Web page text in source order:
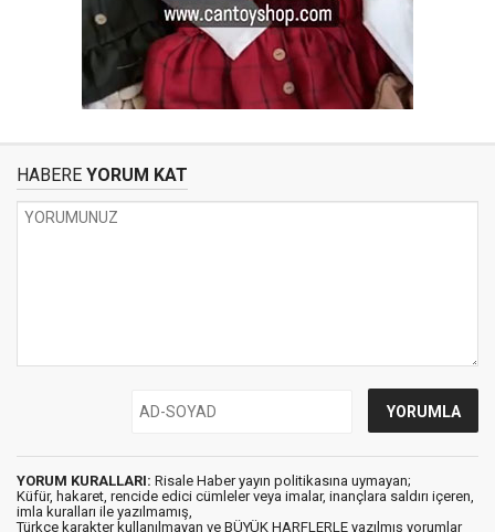
HABERE YORUM KAT
YORUM KURALLARI: Risale Haber yayın politikasına uymayan;
Küfür, hakaret, rencide edici cümleler veya imalar, inançlara saldırı içeren,
imla kuralları ile yazılmamış,
Türkçe karakter kullanılmayan ve BÜYÜK HARFLERLE yazılmış yorumlar